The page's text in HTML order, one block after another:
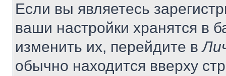
Если вы являетесь
ваши настройки хранятся в
изменить их, перейдите в
обычно находится вверху